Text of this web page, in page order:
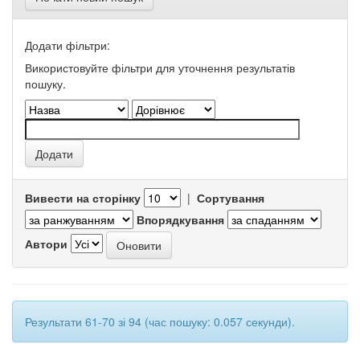
Додати фільтри:
Використовуйте фільтри для уточнення результатів
пошуку.
Вивести на сторінку | Сортування
Впорядкування
Автори
Результати 61-70 зі 94 (час пошуку: 0.057 секунди).